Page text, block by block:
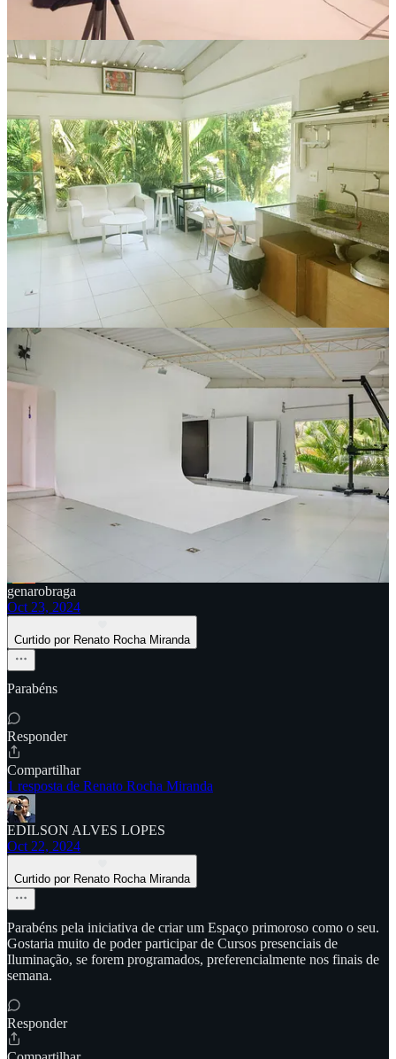
PARTICIPAR DA PESQUISA!
Fiquem ligados, porque isso é só o começo! Se você também é
apaixonado por fotografia e quer fazer parte desse centro vibrante,
entre em contato!
Um grande abraço,
Renato Rocha Miranda
Obrigado pela leitura! Esse post é público, fique à vontade para
compartilhar!
Compartilhar
Deixe um comentário
4
Compartilhar
genarobraga
Oct 23, 2024
Curtido por Renato Rocha Miranda
Parabéns
Responder
Compartilhar
1 resposta de Renato Rocha Miranda
EDILSON ALVES LOPES
Oct 22, 2024
Curtido por Renato Rocha Miranda
Parabéns pela iniciativa de criar um Espaço primoroso como o seu.
Gostaria muito de poder participar de Cursos presenciais de
Iluminação, se forem programados, preferencialmente nos finais de
semana.
Responder